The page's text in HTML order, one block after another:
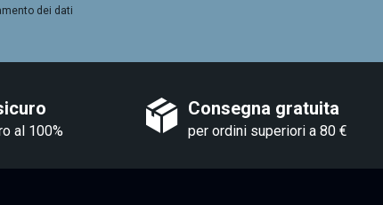
dei dati
al 100%
Consegna gratuita
per ordini superiori a 80 €